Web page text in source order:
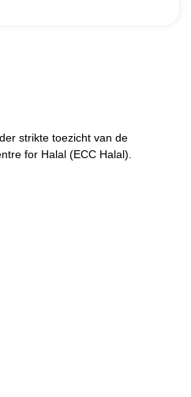
strikte toezicht van de
for Halal (ECC Halal).